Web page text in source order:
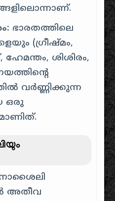
ഭാരതത്തിലെ
(ഗ്രീഷ്മം,
ശിശിരം,
വർണ്ണിക്കുന്ന
ഒരു
അതീവ